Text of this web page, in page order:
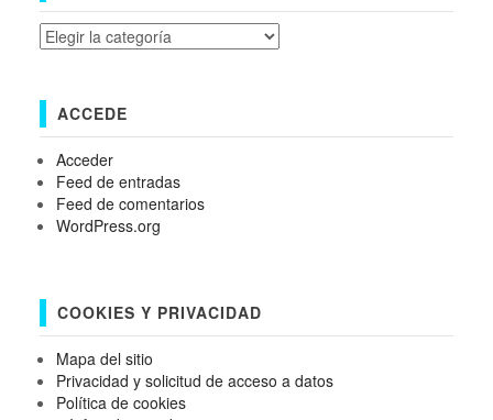
Categorías
ACCEDE
Acceder
Feed de entradas
Feed de comentarios
WordPress.org
COOKIES Y PRIVACIDAD
Mapa del sitio
Privacidad y solicitud de acceso a datos
Política de cookies